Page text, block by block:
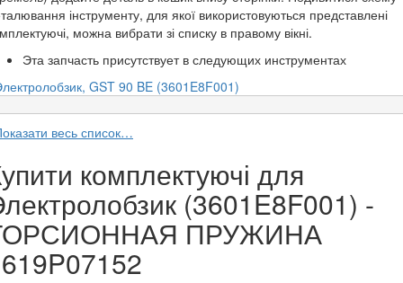
інструменту, для якої використовуються представлені
можна вибрати зі списку в правому вікні.
Эта запчасть присутствует в следующих инструментах
GST 90 BE (3601E8F001)
весь список…
комплектуючі для
(3601E8F001) -
ПРУЖИНА